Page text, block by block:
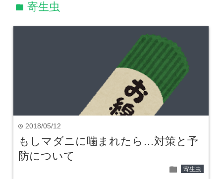
folder 寄生虫
time 2018/05/12
もしマダニに噛まれたら…対策と予
防について
folder 寄生虫